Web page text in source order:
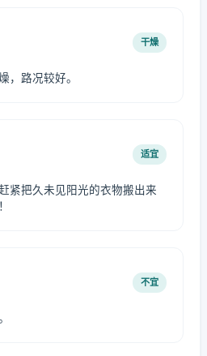
干燥
，路况较好。
适宜
紧把久未见阳光的衣物搬出来
不宜